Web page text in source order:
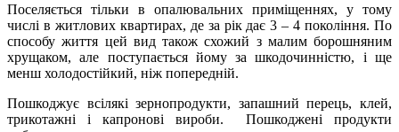
Поселяється тільки в опалювальних приміщеннях, у тому
числі в житлових квартирах, де за рік дає 3 – 4 покоління. По
способу життя цей вид також схожий з малим борошняним
хрущаком, але поступається йому за шкодочинністю, і ще
менш холодостійкий, ніж попередній.
Пошкоджує всілякі зернопродукти, запашний перець, клей,
трикотажні і капронові вироби. Пошкоджені продукти